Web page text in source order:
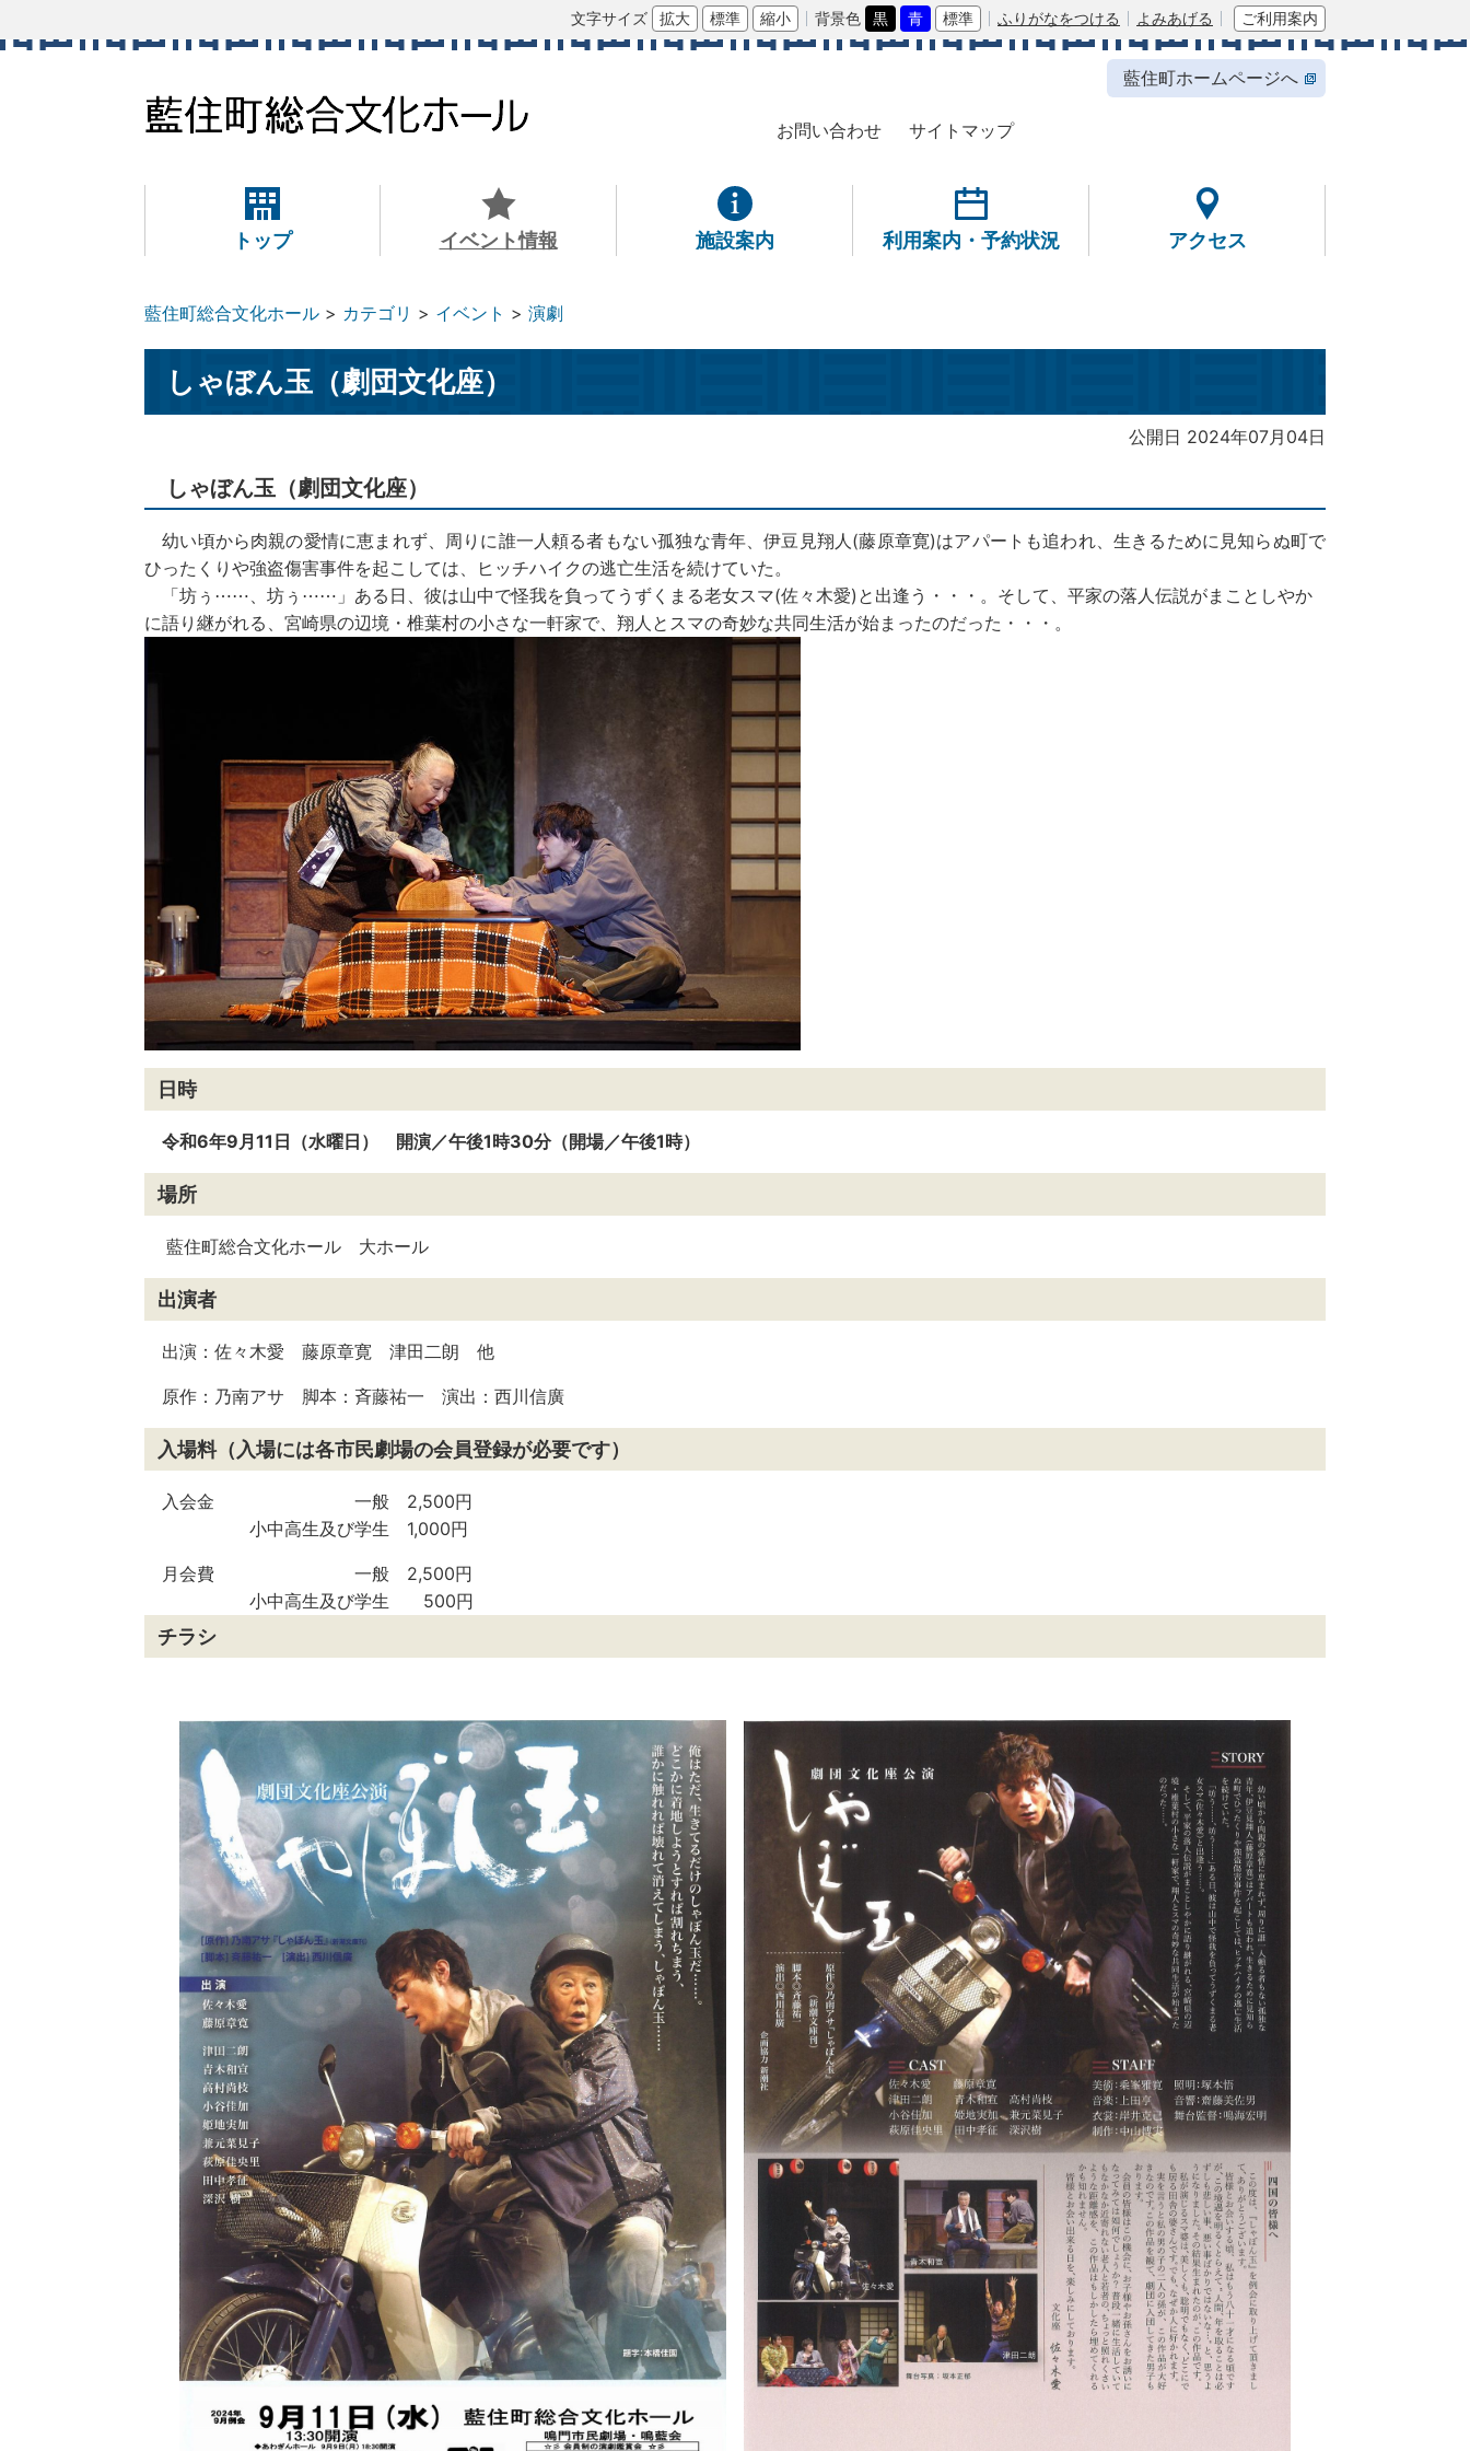
文
文字サイズ 拡大 標準 縮小 背景色 黒 青 標準 ふりがなをつける よみあげる ご利用案内
藍住町ホームページへ
お問い合わせ サイトマップ
トップ イベント情報 施設案内 利用案内・予約状況 アクセス
藍住町総合文化ホール カテゴリ イベント 演劇
しゃぼん玉（劇団文化座）
公開日 2024年07月04日
しゃぼん玉（劇団文化座）
幼い頃から肉親の愛情に恵まれず、周りに誰一人頼る者もない孤独な青年、伊豆見翔人(藤原章寛)はアパートも追われ、生きるために見知らぬ町で
ひったくりや強盗傷害事件を起こしては、ヒッチハイクの逃亡生活を続けていた。
「坊ぅ⋯⋯、坊ぅ⋯⋯」ある日、彼は山中で怪我を負ってうずくまる老女スマ(佐々木愛)と出逢う・・・。そして、平家の落人伝説がまことしやか
に語り継がれる、宮崎県の辺境・椎葉村の小さな一軒家で、翔人とスマの奇妙な共同生活が始まったのだった・・・。
日時
令和6年9月11日（水曜日） 開演／午後1時30分（開場／午後1時）
場所
藍住町総合文化ホール 大ホール
出演者
出演：佐々木愛 藤原章寛 津田二朗 他
原作：乃南アサ 脚本：斉藤祐一 演出：西川信廣
入場料（入場には各市民劇場の会員登録が必要です）
入会金 一般 2,500円
小中高生及び学生 1,000円
月会費 一般 2,500円
小中高生及び学生 500円
チラシ